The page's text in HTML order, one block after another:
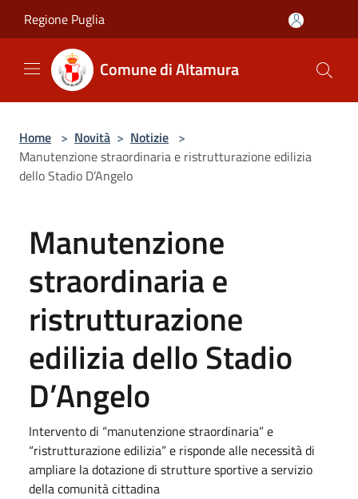
Regione Puglia
Comune di Altamura
Home > Novità > Notizie >
Manutenzione straordinaria e ristrutturazione edilizia
dello Stadio D’Angelo
Manutenzione
straordinaria e
ristrutturazione
edilizia dello Stadio
D’Angelo
Intervento di “manutenzione straordinaria” e
“ristrutturazione edilizia” e risponde alle necessità di
ampliare la dotazione di strutture sportive a servizio
della comunità cittadina